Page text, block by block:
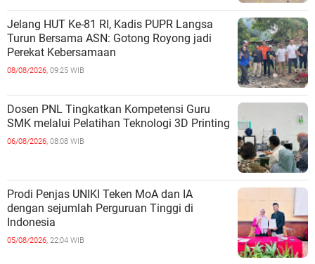
Jelang HUT Ke-81 RI, Kadis PUPR Langsa
Turun Bersama ASN: Gotong Royong jadi
Perekat Kebersamaan
08/08/2026, 09:25 WIB
Dosen PNL Tingkatkan Kompetensi Guru
SMK melalui Pelatihan Teknologi 3D Printing
06/08/2026, 08:08 WIB
Prodi Penjas UNIKI Teken MoA dan IA
dengan sejumlah Perguruan Tinggi di
Indonesia
05/08/2026, 22:04 WIB